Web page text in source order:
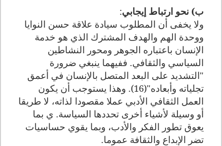
ب) نحو ارتباط إيجابي:
ولا يخفى أن المطلوب سيادة علاقة حسن النوايا
ووحدة الهم والهدف المشترك الذي هو خدمة
الإنسان باعتباره الجوهر ومحور النشاطين
السياسي والثقافي. ففيهما ينبغي ضرورة
"التشديد على البعد المتصل بالإنسان في أعمق
تجلياته وأبعاده"(16). وهذا يستوجب أن يكون
العمل الثقافي الأدبي عملا مقصودا لذاته، لا طريقا
أو وسيلة لأشياء أخرى تحددها السياسة. ي بما
يعوق تطور الفكر والأدب، وبما يقوي حساسيات
تضر الإبداع والثقافة عموما.